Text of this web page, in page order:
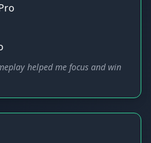
helped me focus and win